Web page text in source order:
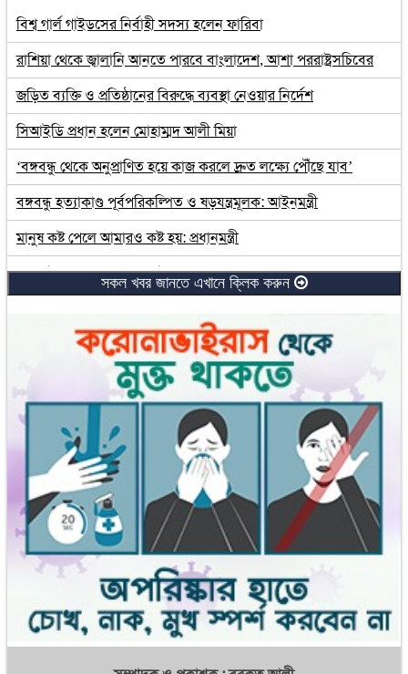
বিশ্ব গার্ল গাইডসের নির্বাহী সদস্য হলেন ফারিবা
রাশিয়া থেকে জ্বালানি আনতে পারবে বাংলাদেশ, আশা পররাষ্ট্রসচিবের
জড়িত ব্যক্তি ও প্রতিষ্ঠানের বিরুদ্ধে ব্যবস্থা নেওয়ার নির্দেশ
সিআইডি প্রধান হলেন মোহাম্মদ আলী মিয়া
‘বঙ্গবন্ধু থেকে অনুপ্রাণিত হয়ে কাজ করলে দ্রুত লক্ষ্যে পৌঁছে যাব’
বঙ্গবন্ধু হত্যাকাণ্ড পূর্বপরিকল্পিত ও ষড়যন্ত্রমূলক: আইনমন্ত্রী
মানুষ কষ্ট পেলে আমারও কষ্ট হয়: প্রধানমন্ত্রী
২৪ ঘণ্টায় করোনায় মৃত্যু নেই, শনাক্ত ৯৩
শোককে শক্তিতে পরিণত করেছে আওয়ামী লীগ: পানিসম্পদ উপমন্ত্রী
পণ্যের ন্যায্যমূল্য নিশ্চত করতে কাজ করছে সরকার: বাণিজ্যমন্ত্রী
বাংলাদেশ ও বঙ্গবন্ধু অবিচ্ছেদ্য: আইনমন্ত্রী
২ হাজার ৫০৪ কোটি টাকা ব্যয়ে ৬ প্রকল্পের অনুমোদন
সেপ্টেম্বরই হতে পারে লোডশেডিংয়ের সবশেষ মাস: পরিকল্পনামন্ত্রী
পায়ের যে পাঁচ লক্ষণে বুঝবেন ডায়াবেটিসে আক্রান্ত কিনা
আটোয়ারীতে নিয়ন্ত্রণ হারিয়ে সড়কে পড়ল বাইক, প্রাণ গেল আরোহীর
ইতিহাসের অন্ধকারতম অধ্যায়
সুইস ব্যাংকে তারেকের অ্যাকাউন্টে দেড় হাজার কোটি টাকা
মিঠাপুকুরে স্ত্রীকে হাতুড়িপেটা করায় পলাতক স্বামী গ্রেফতার
সকল খবর জানতে এখানে ক্লিক করুন